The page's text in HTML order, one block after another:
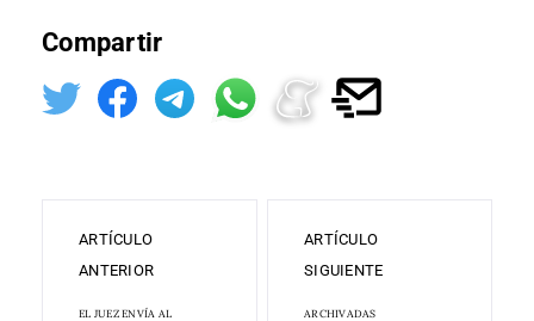
Compartir
ARTÍCULO
ANTERIOR
EL JUEZ ENVÍA AL
ARTÍCULO
SIGUIENTE
ARCHIVADAS